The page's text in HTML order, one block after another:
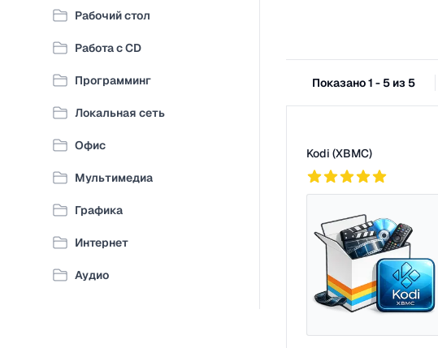
Рабочий стол
Работа с CD
Программинг
Локальная сеть
Офис
Мультимедиа
Графика
Интернет
Аудио
Показано 1 - 5 из 5
Kodi (XBMC)